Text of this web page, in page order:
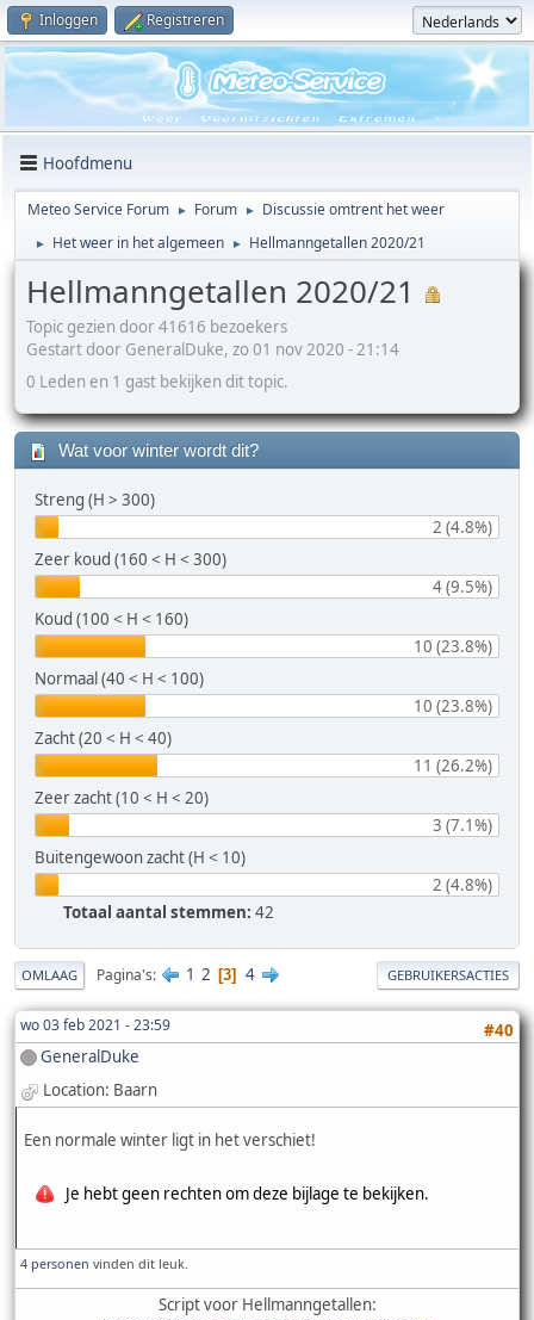
Inloggen Registreren
Hoofdmenu
Meteo Service Forum ► Forum ► Discussie omtrent het weer
► Het weer in het algemeen ► Hellmanngetallen 2020/21
Hellmanngetallen 2020/21
Topic gezien door 41616 bezoekers
Gestart door GeneralDuke, zo 01 nov 2020 - 21:14
0 Leden en 1 gast bekijken dit topic.
Wat voor winter wordt dit?
Streng (H > 300)
2 (4.8%)
Zeer koud (160 < H < 300)
4 (9.5%)
Koud (100 < H < 160)
10 (23.8%)
Normaal (40 < H < 100)
10 (23.8%)
Zacht (20 < H < 40)
11 (26.2%)
Zeer zacht (10 < H < 20)
3 (7.1%)
Buitengewoon zacht (H < 10)
2 (4.8%)
Totaal aantal stemmen: 42
OMLAAG Pagina's 1 2 3 4 GEBRUIKERSACTIES
wo 03 feb 2021 - 23:59
#40
GeneralDuke
Location: Baarn
Een normale winter ligt in het verschiet!
Je hebt geen rechten om deze bijlage te bekijken.
4 personen vinden dit leuk.
Script voor Hellmanngetallen: